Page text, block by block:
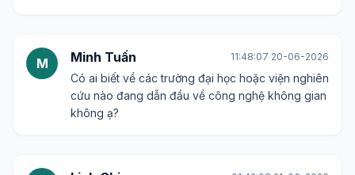
M Minh Tuấn 11:48:07 20-06-2026
Có ai biết về các trường đại học hoặc viện nghiên
cứu nào đang dẫn đầu về công nghệ không gian
không ạ?